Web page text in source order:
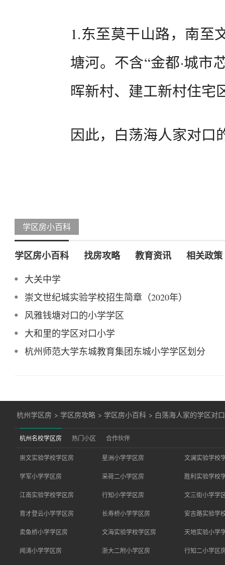
1.东至莫干山路，南至
塘河。不含“金都·城市
晖新村、建工新村住宅
因此，白荡海人家对口
学区房小百科
学区房小百科 找房攻略 教育资讯 相关政策
大关中学
崇文世纪城实验学校招生简章（2020年）
风雅钱塘对口的小学学区
大和里的学区对口小学
杭州师范大学东城教育集团东城小学学区划分
杭州学区房 > 学区房攻略 > 学区房小百科 > 白荡海人家的学区对
杭州名校学区房 热门小区 合作伙伴
崇文实验学校学区房 星洲小学学区房 文澜实验学校
学军小学学区房 采荷二小学区房 胜利实验学校
江南实验学校学区房 行知小学学区房 文三街小学学
育才登云小学学区房 长寿桥小学学区房 安吉路实验学
卖鱼桥小学学区房 文海实验学校学区房 天地实验小学
闻涛小学学区房 浙大二附小学区房 行知二小学区